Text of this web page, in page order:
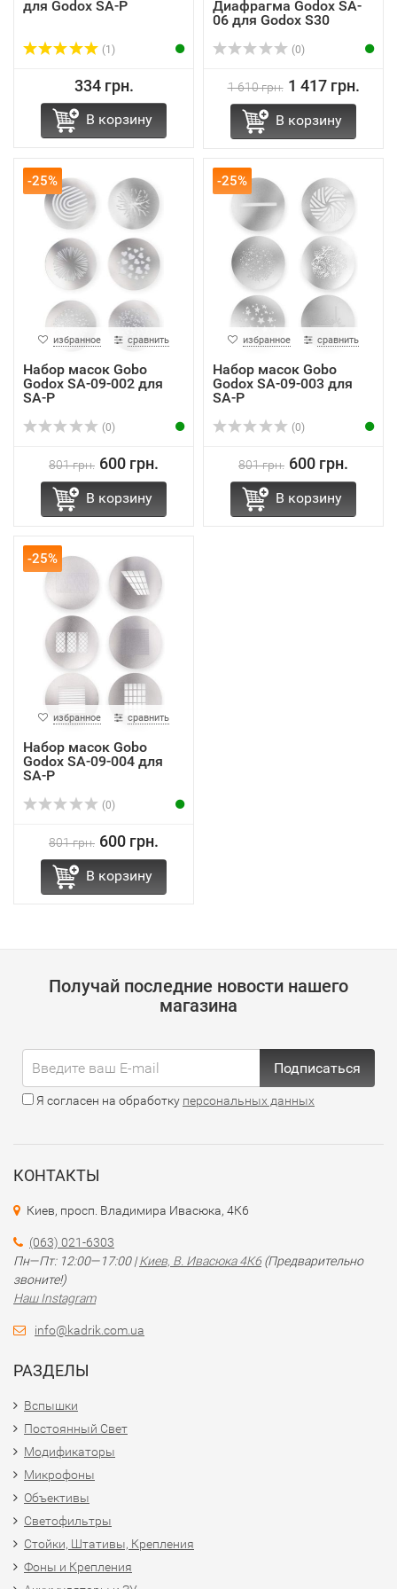
для Godox SA-P
(1)
334 грн.
В корзину
Диафрагма Godox SA-
06 для Godox S30
(0)
1 610 грн. 1 417 грн.
В корзину
-25%
избранное сравнить
Набор масок Gobo
Godox SA-09-002 для
SA-P
(0)
801 грн. 600 грн.
В корзину
-25%
избранное сравнить
Набор масок Gobo
Godox SA-09-003 для
SA-P
(0)
801 грн. 600 грн.
В корзину
-25%
избранное сравнить
Набор масок Gobo
Godox SA-09-004 для
SA-P
(0)
801 грн. 600 грн.
В корзину
Получай последние новости нашего
магазина
Подписаться
Я согласен на обработку персональных данных
КОНТАКТЫ
Киев, просп. Владимира Ивасюка, 4К6
(063) 021-6303
Пн—Пт: 12:00—17:00 |Киев, В. Ивасюка 4К6 (Предварительно
звоните!)
Наш Instagram
info@kadrik.com.ua
РАЗДЕЛЫ
Вспышки
Постоянный Свет
Модификаторы
Микрофоны
Объективы
Светофильтры
Стойки, Штативы, Крепления
Фоны и Крепления